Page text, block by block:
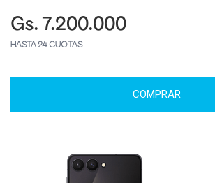
Gs. 7.200.000
HASTA 24 CUOTAS
COMPRAR